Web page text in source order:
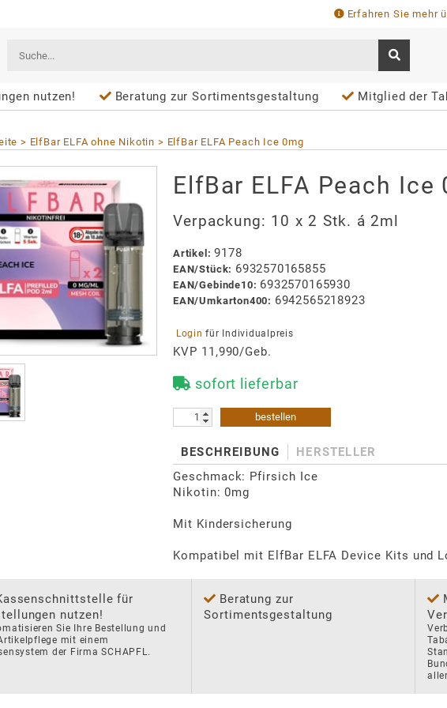
Erfahren Sie mehr
nutzen! Beratung zur Sortimentsgestaltung Mitglied der
ElfBar ELFA ohne Nikotin ElfBar ELFA Peach Ice 0mg
ElfBar ELFA Peach Ice
Verpackung: 10 x 2 Stk. á 2ml
Artikel : 9178
EAN/Stück: 6932570165855
EAN/Gebinde10: 6932570165930
EAN/Umkarton400: 6942565218923
Login für Individualpreis
KVP 11,990/Geb.
sofort lieferbar
bestellen
BESCHREIBUNG
HERSTELLER
Geschmack: Pfirsich Ice
Nikotin: 0mg
Mit Kindersicherung
für
nutzen!
Sie Ihre Bestellung und
mit einem
der Firma SCHAPFL.
Beratung zur
Sortimentsgestaltung